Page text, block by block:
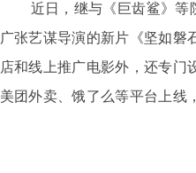
近日，继与《巨齿鲨》等
广张艺谋导演的新片《坚如磐
店和线上推广电影外，还专门
美团外卖、饿了么等平台上线